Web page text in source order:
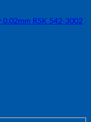
RSK 542-3002